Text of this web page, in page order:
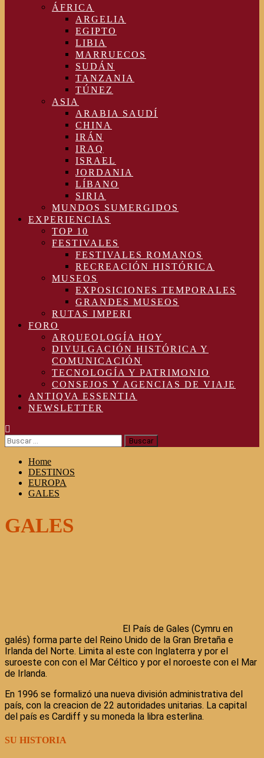
ÁFRICA
ARGELIA
EGIPTO
LIBIA
MARRUECOS
SUDÁN
TANZANIA
TÚNEZ
ASIA
ARABIA SAUDÍ
CHINA
IRÁN
IRAQ
ISRAEL
JORDANIA
LÍBANO
SIRIA
MUNDOS SUMERGIDOS
EXPERIENCIAS
TOP 10
FESTIVALES
FESTIVALES ROMANOS
RECREACIÓN HISTÓRICA
MUSEOS
EXPOSICIONES TEMPORALES
GRANDES MUSEOS
RUTAS IMPERI
FORO
ARQUEOLOGÍA HOY
DIVULGACIÓN HISTÓRICA Y
COMUNICACIÓN
TECNOLOGÍA Y PATRIMONIO
CONSEJOS Y AGENCIAS DE VIAJE
ANTIQVA ESSENTIA
NEWSLETTER
Buscar:
Home
DESTINOS
EUROPA
GALES
GALES
El País de Gales (Cymru en
galés) forma parte del Reino Unido de la Gran Bretaña e
Irlanda del Norte. Limita al este con Inglaterra y por el
suroeste con con el Mar Céltico y por el noroeste con el Mar
de Irlanda.
En 1996 se formalizó una nueva división administrativa del
país, con la creacion de 22 autoridades unitarias. La capital
del país es Cardiff y su moneda la libra esterlina.
SU HISTORIA